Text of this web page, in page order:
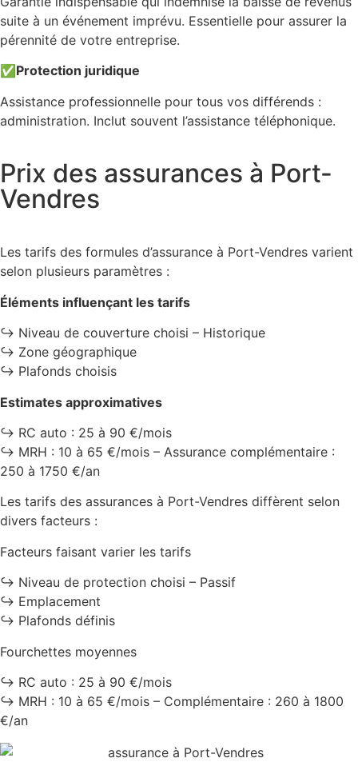
suite à un événement imprévu. Essentielle pour assurer la
pérennité de votre entreprise.
✅ Protection juridique
Assistance professionnelle pour tous vos différends :
administration. Inclut souvent l’assistance téléphonique.
Prix des assurances à Port-
Vendres
Les tarifs des formules d’assurance à Port-Vendres varient
selon plusieurs paramètres :
Éléments influençant les tarifs
↪️ Niveau de couverture choisi – Historique
↪️ Zone géographique
↪️ Plafonds choisis
Estimates approximatives
↪️ RC auto : 25 à 90 €/mois
↪️ MRH : 10 à 65 €/mois – Assurance complémentaire :
250 à 1750 €/an
Les tarifs des assurances à Port-Vendres diffèrent selon
divers facteurs :
Facteurs faisant varier les tarifs
↪️ Niveau de protection choisi – Passif
↪️ Emplacement
↪️ Plafonds définis
Fourchettes moyennes
↪️ RC auto : 25 à 90 €/mois
↪️ MRH : 10 à 65 €/mois – Complémentaire : 260 à 1800
€/an